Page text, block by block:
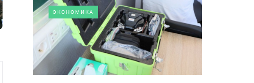
ЭКОНОМИКА